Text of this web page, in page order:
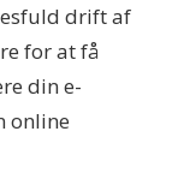
drift af
for at få
din e-
online